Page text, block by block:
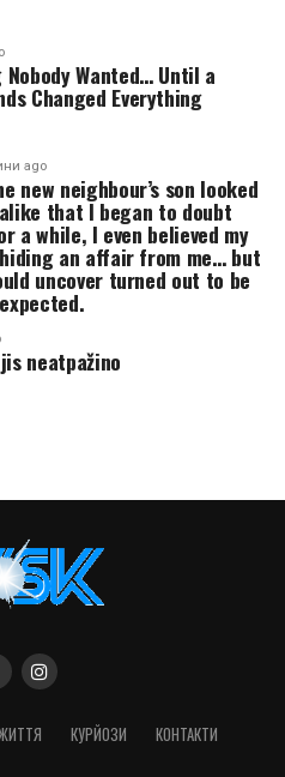
Nobody Wanted… Until a
Changed Everything
ago
new neighbour’s son looked
that I began to doubt
a while, I even believed my
hiding an affair from me… but
uncover turned out to be
neatpažino
КУРЙОЗИ КОНТАКТИ